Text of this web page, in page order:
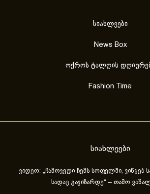
სიახლეები
News Box
ოქროს ტალღის
Fashion Time
სიახლეები
ვიდეო: „ჩამოვედი ჩემს სოფელში, ვიწყებ
სადაც გავიზარდე“ – თამო